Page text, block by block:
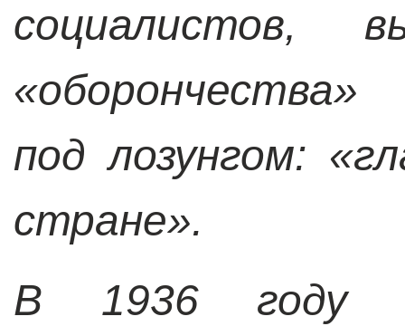
социалистов,
под лозунгом:
стране».
В 1936 году